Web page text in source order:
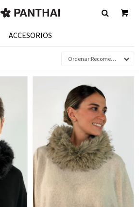
ACCESORIOS
Recomendados